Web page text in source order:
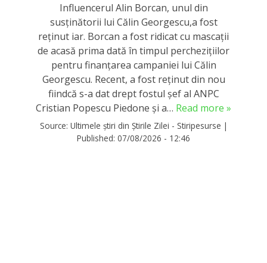
Influencerul Alin Borcan, unul din
susținătorii lui Călin Georgescu,a fost
reținut iar. Borcan a fost ridicat cu mascații
de acasă prima dată în timpul perchezițiilor
pentru finanțarea campaniei lui Călin
Georgescu. Recent, a fost reținut din nou
fiindcă s-a dat drept fostul șef al ANPC
Cristian Popescu Piedone și a… Read more »
Source: Ultimele știri din Știrile Zilei - Stiripesurse |
Published: 07/08/2026 - 12:46